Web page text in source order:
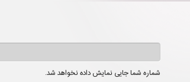
شماره شما جایی نمایش داده نخواهد شد.